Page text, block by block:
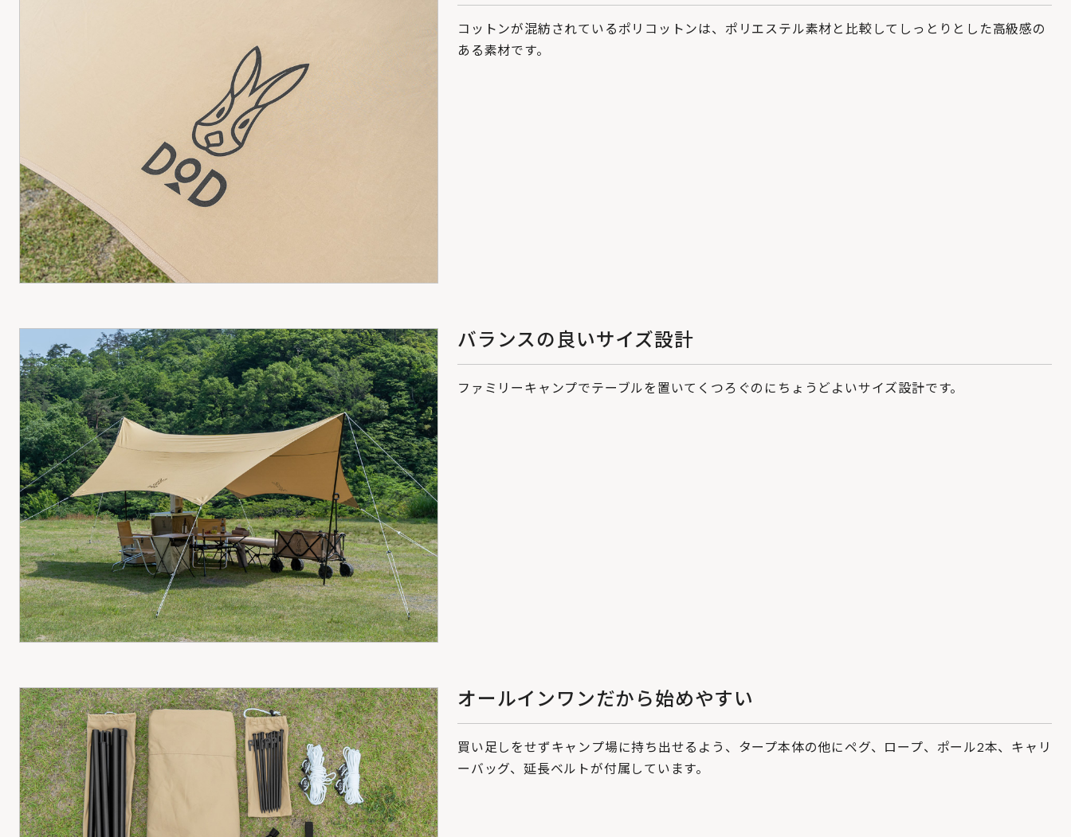
コットンが混紡されているポリコットンは、ポリエステル素材と比較してしっとりとした高級感の
ある素材です。
バランスの良いサイズ設計
ファミリーキャンプでテーブルを置いてくつろぐのにちょうどよいサイズ設計です。
オールインワンだから始めやすい
買い足しをせずキャンプ場に持ち出せるよう、タープ本体の他にペグ、ロープ、ポール2本、キャリ
ーバッグ、延長ベルトが付属しています。